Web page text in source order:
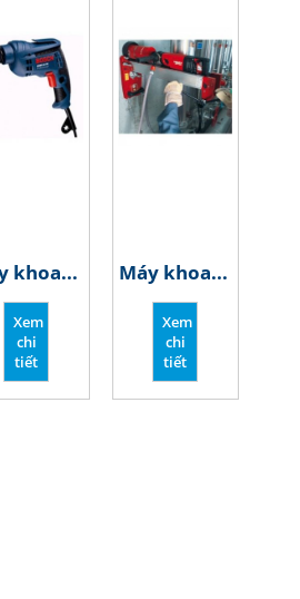
Máy khoan kim loại cầm tay, máy khoan tốc độ cao, máy bắn vít tôn
Xem
chi
tiết
Máy khoan lấy lõi bê tông, Khoan cấy thép, cấy bu lông
Xem
chi
tiết